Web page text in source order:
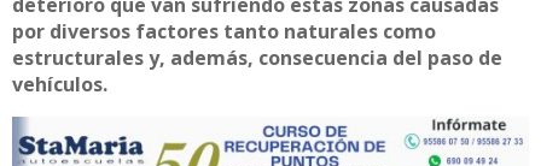
por diversos factores tanto naturales como
estructurales y, además, consecuencia del paso de
vehículos.